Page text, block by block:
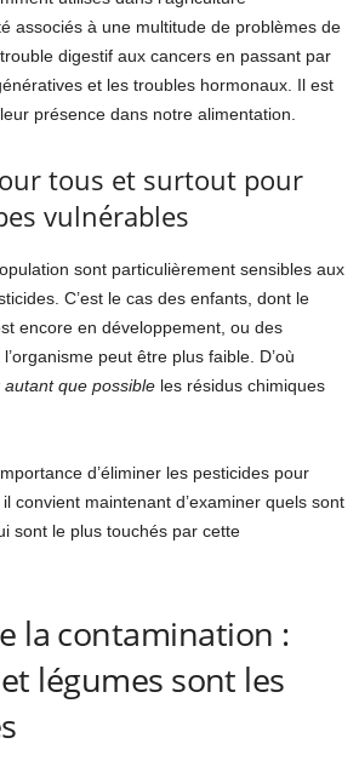
associés à une multitude de problèmes de
digestif aux cancers en passant par
et les troubles hormonaux. Il est
présence dans notre alimentation.
tous et surtout pour
vulnérables
sont particulièrement sensibles aux
C’est le cas des enfants, dont le
encore en développement, ou des
peut être plus faible. D’où
autant que possible les résidus chimiques
d’éliminer les pesticides pour
convient maintenant d’examiner quels sont
sont le plus touchés par cette
la contamination :
légumes sont les